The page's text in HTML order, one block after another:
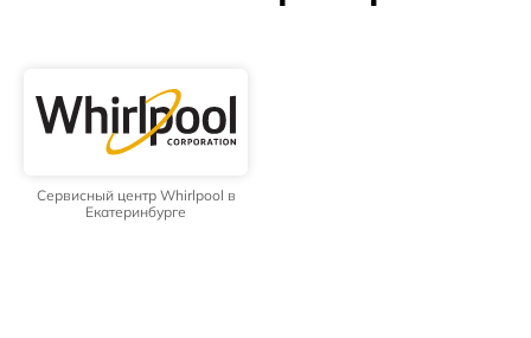
Сервисный центр Whirlpool в
Екатеринбурге